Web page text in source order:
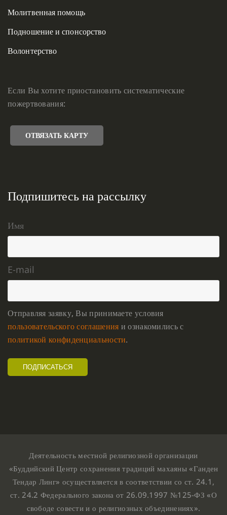
Молитвенная помощь
Подношение и спонсорство
Волонтерство
Если Вы хотите приостановить систематические
пожертвования:
ОТВЯЗАТЬ КАРТУ
Подпишитесь на рассылку
Имя
E-mail
Отправляя заявку, Вы принимаете условия
пользовательского соглашения и ознакомились с
политикой конфиденциальности.
Деятельность местной религиозной организации
«Буддийский Центр сохранения традиций махаяны «Ганден
Тендар Линг» осуществляется в соответствии со ст. 24.1,
ст. 24.2 Федерального закона от 26.09.1997 №125-ФЗ «О
свободе совести и о религиозных объединениях».